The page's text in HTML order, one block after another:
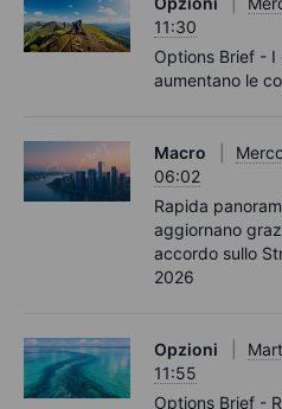
11:30
Options Brief - I
aumentano le
Macro
06:02
Rapida
aggiornano
accordo sullo
2026
Opzioni
11:55
Options Brief -